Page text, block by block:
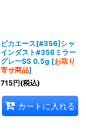
ピカエース[#356]シャ
インダスト#356ミラー
グレーSS 0.5g [お取り
寄せ商品]
715円(税込)
カートに入れる